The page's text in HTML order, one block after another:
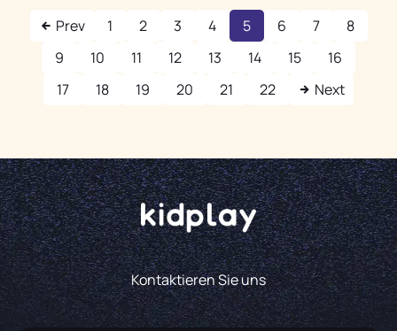
Prev 1 2 3 4 5 6 7
8
9
10 11 12 13 14 15
16
17
18 19 20 21 22 Next
Kontaktieren Sie uns